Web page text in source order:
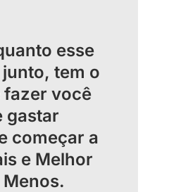
esse
tem o
fazer você
gastar
começar a
e Melhor